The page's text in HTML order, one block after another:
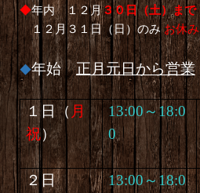
◆年内 １２月３０日（土）まで
１２月３１日（日）のみお休み
◆年始正月元日から営業
１日（ 月
祝）
13:00～18:0
0
２日
13:00～18:0